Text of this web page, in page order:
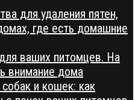
для удаления пятен,
где есть домашние
ваших питомцев. На
внимание дома
и кошек: как